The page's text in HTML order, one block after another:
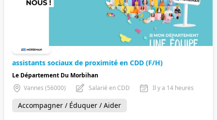
assistants sociaux de proximité en CDD (F/H)
Le Département Du Morbihan
Vannes (56000)
Salarié en CDD Il y a 14 heures
Accompagner / Éduquer / Aider